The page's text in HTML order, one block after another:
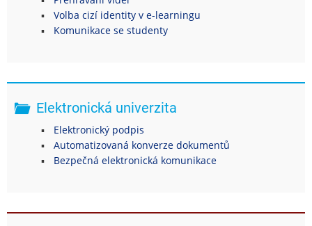
Volba cizí identity v e-learningu
Komunikace se studenty
Elektronická univerzita
Elektronický podpis
Automatizovaná konverze dokumentů
Bezpečná elektronická komunikace